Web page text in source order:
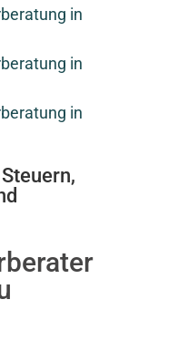
in
in
in